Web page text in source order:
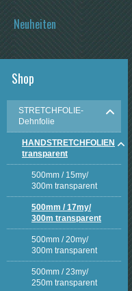
Neuheiten
Shop
STRETCHFOLIE-
Dehnfolie
HANDSTRETCHFOLIEN
transparent
500mm / 15my/
300m transparent
500mm / 17my/
300m transparent
500mm / 20my/
300m transparent
500mm / 23my/
250m transparent